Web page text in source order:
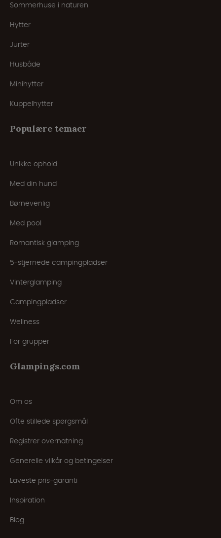
Sommerhuse i naturen
Hytter
Jurter
Husbåde
Minihytter
Kuppelhytter
Populære temaer
Unikke ophold
Med din hund
Børnevenlig
Med pool
Romantisk glamping
5-stjernede campingpladser
Vinterglamping
Campingpladser
Wellness
For grupper
Glampings.com
Om os
Ofte stillede spørgsmål
Registrer overnatning
Generelle vilkår og betingelser
Laveste pris-garanti
Inspiration
Blog